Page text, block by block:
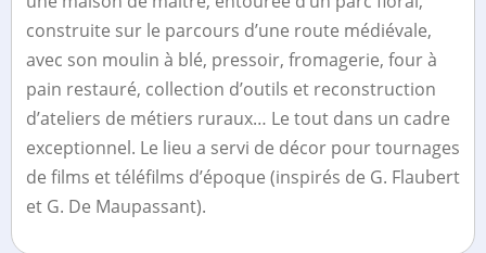
construite sur le parcours d’une route médiévale,
avec son moulin à blé, pressoir, fromagerie, four à
pain restauré, collection d’outils et reconstruction
d’ateliers de métiers ruraux… Le tout dans un cadre
exceptionnel. Le lieu a servi de décor pour tournages
de films et téléfilms d’époque (inspirés de G. Flaubert
et G. De Maupassant).